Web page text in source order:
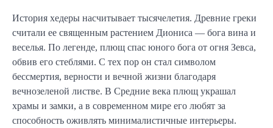
История хедеры насчитывает тысячелетия. Древние греки
считали ее священным растением Диониса — бога вина и
веселья. По легенде, плющ спас юного бога от огня Зевса,
обвив его стеблями. С тех пор он стал символом
бессмертия, верности и вечной жизни благодаря
вечнозеленой листве. В Средние века плющ украшал
храмы и замки, а в современном мире его любят за
способность оживлять минималистичные интерьеры.